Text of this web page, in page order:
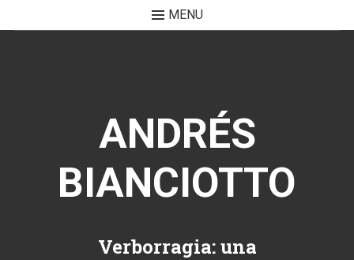
MENU
ANDRÉS
BIANCIOTTO
Verborragia: una